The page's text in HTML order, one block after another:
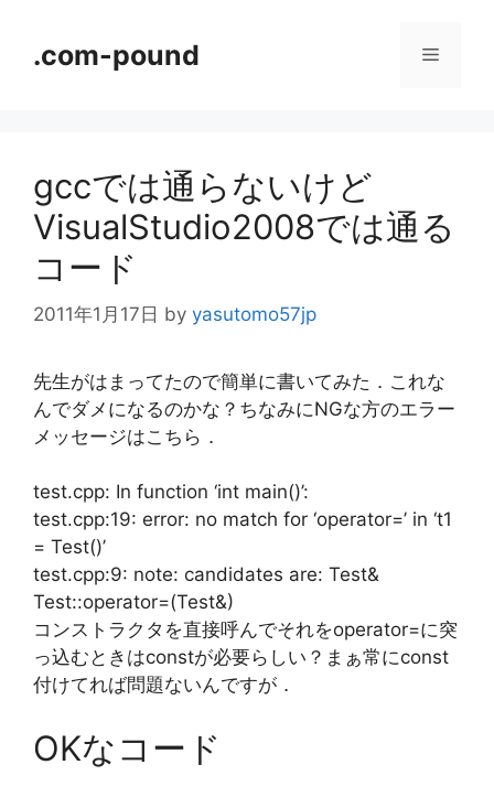
.com-pound メ
gccでは通らないけど
VisualStudio2008では通る
コード
2011年1月17日 by yasutomo57jp
先生がはまってたので簡単に書いてみた．これな
んでダメになるのかな？ちなみにNGな方のエラー
メッセージはこちら．
test.cpp: In function ‘int main()’:
test.cpp:19: error: no match for ‘operator=’ in ‘t1
= Test()’
test.cpp:9: note: candidates are: Test&
Test::operator=(Test&)
コンストラクタを直接呼んでそれをoperator=に突
っ込むときはconstが必要らしい？まぁ常にconst
付けてれば問題ないんですが．
OKなコード